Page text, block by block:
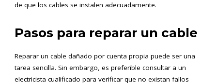
de que los cables se instalen adecuadamente.
Pasos para reparar un cable
Reparar un cable dañado por cuenta propia puede ser una
tarea sencilla. Sin embargo, es preferible consultar a un
electricista cualificado para verificar que no existan fallos